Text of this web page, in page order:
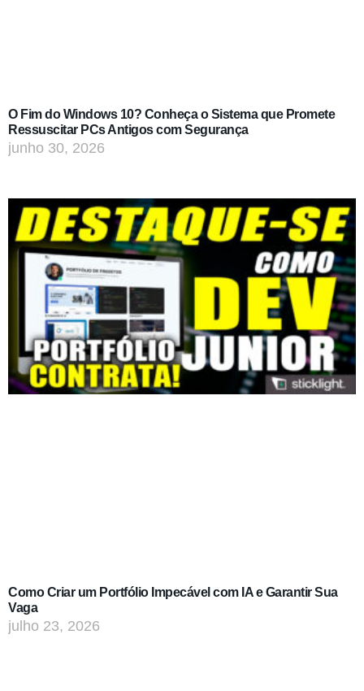
O Fim do Windows 10? Conheça o Sistema que Promete
Ressuscitar PCs Antigos com Segurança
junho 30, 2026
Como Criar um Portfólio Impecável com IA e Garantir Sua
Vaga
julho 23, 2026